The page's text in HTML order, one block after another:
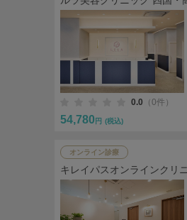
0.0 （0件）
54,780 円 (税込)
オンライン診療
キレイパスオンラインクリ